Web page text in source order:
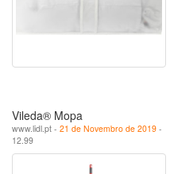
Vileda® Mopa
www.lidl.pt - 21 de Novembro de 2019 -
12.99